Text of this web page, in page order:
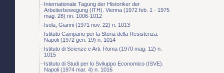
Internationale Tagung der Historiker der
Arbeiterbewegung (ITH). Vienna (1972 feb. 1 - 1975
mag. 28) nn. 1006-1012
Isola, Gianni (1971 nov. 22) n. 1013
Istituto Campano per la Storia della Resistenza.
Napoli (1972 gen. 19) n. 1014
Istituto di Scienze e Arti. Roma (1970 mag. 12) n.
1015
Istituto di Studi per lo Sviluppo Economico (ISVE).
Napoli (1974 mar. 4) n. 1016